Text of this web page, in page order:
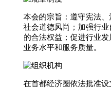
本会的宗旨：遵守宪法
社会道德风尚；加强行
的合法权益；促进行业
业务水平和服务质量。
在首都经济圈依法批准